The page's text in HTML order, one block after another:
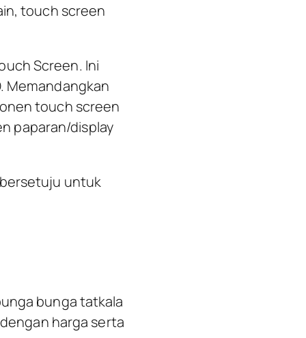
touch screen
Screen. Ini
Memandangkan
touch screen
paparan/display
untuk
bunga tatkala
harga serta